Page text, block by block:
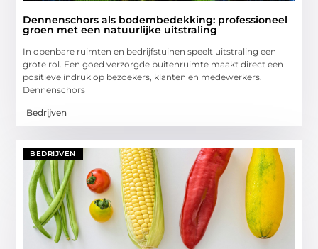
Dennenschors als bodembedekking: professioneel
groen met een natuurlijke uitstraling
In openbare ruimten en bedrijfstuinen speelt uitstraling een
grote rol. Een goed verzorgde buitenruimte maakt direct een
positieve indruk op bezoekers, klanten en medewerkers.
Dennenschors
Bedrijven
BEDRIJVEN